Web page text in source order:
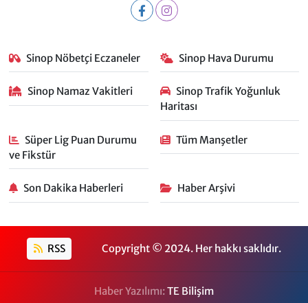
Sinop Nöbetçi Eczaneler Sinop Hava Durumu
Sinop Namaz Vakitleri
Sinop Trafik Yoğunluk
Haritası
Süper Lig Puan Durumu
ve Fikstür
Tüm Manşetler
Son Dakika Haberleri Haber Arşivi
RSS Copyright © 2024. Her hakkı saklıdır.
Haber Yazılımı:TE Bilişim